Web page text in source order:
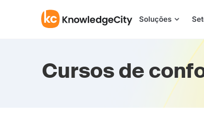
Soluções
Cursos de